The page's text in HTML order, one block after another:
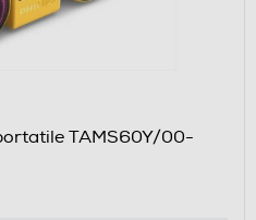
TAMS60Y/00-